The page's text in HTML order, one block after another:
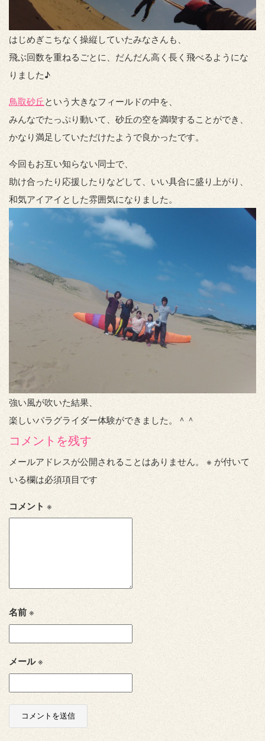
はじめぎこちなく操縦していたみなさんも、
飛ぶ回数を重ねるごとに、だんだん高く長く飛べるようにな
りました♪
鳥取砂丘という大きなフィールドの中を、
みんなでたっぷり動いて、砂丘の空を満喫することができ、
かなり満足していただけたようで良かったです。
今回もお互い知らない同士で、
助け合ったり応援したりなどして、いい具合に盛り上がり、
和気アイアイとした雰囲気になりました。
強い風が吹いた結果、
楽しいパラグライダー体験ができました。＾＾
コメントを残す
メールアドレスが公開されることはありません。 ※ が付いて
いる欄は必須項目です
コメント ※
名前※
メール※